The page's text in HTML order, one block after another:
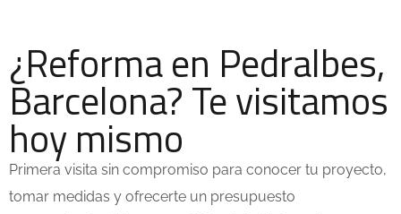
¿Reforma en Pedralbes,
Barcelona? Te visitamos
hoy mismo
Primera visita sin compromiso para conocer tu proyecto,
tomar medidas y ofrecerte un presupuesto